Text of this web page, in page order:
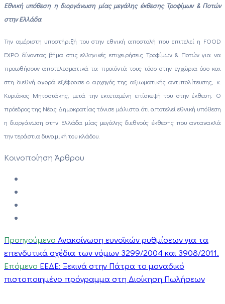
Εθνική υπόθεση η διοργάνωση μίας μεγάλης έκθεσης Τροφίμων & Ποτών
στην Ελλάδα
Την αμέριστη υποστήριξή του στην εθνική αποστολή που επιτελεί η FOOD
EXPO δίνοντας βήμα στις ελληνικές επιχειρήσεις Τροφίμων & Ποτών για να
προωθήσουν αποτελεσματικά τα προϊόντά τους τόσο στην εγχώρια όσο και
στη διεθνή αγορά εξέφρασε ο αρχηγός της αξιωματικής αντιπολίτευσης, κ.
Κυριάκος Μητσοτάκης, μετά την εκτεταμένη επίσκεψή του στην έκθεση. Ο
πρόεδρος της Νέας Δημοκρατίας τόνισε μάλιστα ότι αποτελεί εθνική υπόθεση
η διοργάνωση στην Ελλάδα μίας μεγάλης διεθνούς έκθεσης που αντανακλά
την τεράστια δυναμική του κλάδου.
Κοινοποίηση Άρθρου
Προηγούμενο Ανακοίνωση ευνοϊκών ρυθμίσεων για τα
επενδυτικά σχέδια των νόμων 3299/2004 και 3908/2011.
Επόμενο ΕΕΔΕ: Ξεκινά στην Πάτρα το μοναδικό
πιστοποιημένο πρόγραμμα στη Διοίκηση Πωλήσεων